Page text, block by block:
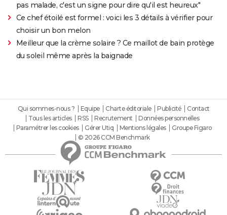
pas malade, c'est un signe pour dire qu'il est heureux"
Ce chef étoilé est formel : voici les 3 détails à vérifier pour
choisir un bon melon
Meilleur que la crème solaire ? Ce maillot de bain protège
du soleil même après la baignade
Qui sommes-nous ? Equipe Charte éditoriale Publicité
Contact
Tous les articles
RSS Recrutement
Données personnelles
Paramétrer les cookies
Gérer Utiq Mentions légales
Groupe Figaro
© 2026 CCM Benchmark